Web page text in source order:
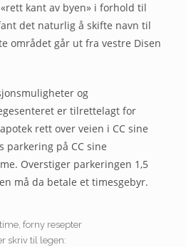
kant av byen» i forhold til
det naturlig å skifte navn til
området går ut fra vestre Disen
og
er tilrettelagt for
rett over veien i CC sine
parkering på CC sine
Overstiger parkeringen 1,5
må da betale et timesgebyr.
forny resepter
skriv til legen: